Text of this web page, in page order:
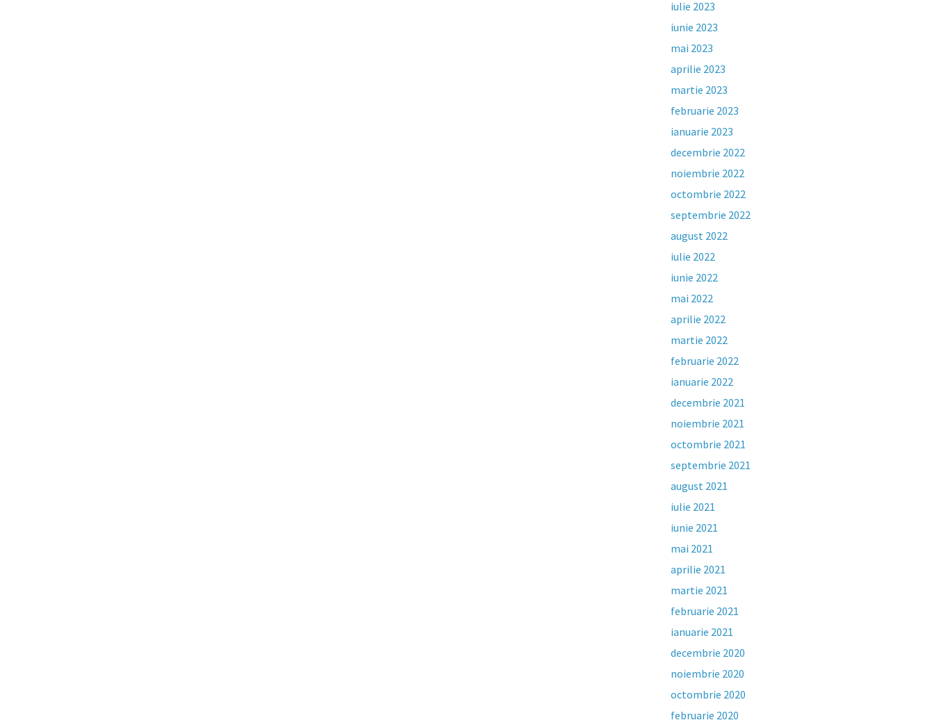
iulie 2023
iunie 2023
mai 2023
aprilie 2023
martie 2023
februarie 2023
ianuarie 2023
decembrie 2022
noiembrie 2022
octombrie 2022
septembrie 2022
august 2022
iulie 2022
iunie 2022
mai 2022
aprilie 2022
martie 2022
februarie 2022
ianuarie 2022
decembrie 2021
noiembrie 2021
octombrie 2021
septembrie 2021
august 2021
iulie 2021
iunie 2021
mai 2021
aprilie 2021
martie 2021
februarie 2021
ianuarie 2021
decembrie 2020
noiembrie 2020
octombrie 2020
februarie 2020